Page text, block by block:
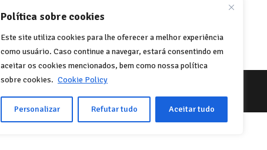
Política sobre cookies
Este site utiliza cookies para lhe oferecer a melhor experiência
como usuário. Caso continue a navegar, estará consentindo em
aceitar os cookies mencionados, bem como nossa política
sobre cookies. Cookie Policy
Personalizar Refutar tudo Aceitar tudo